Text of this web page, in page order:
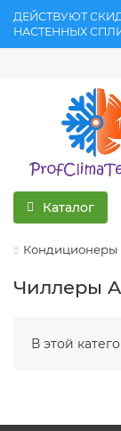
ДЕЙСТВУЮТ
НАСТЕННЫХ
Каталог
Кондиционеры
Чиллеры
В этой